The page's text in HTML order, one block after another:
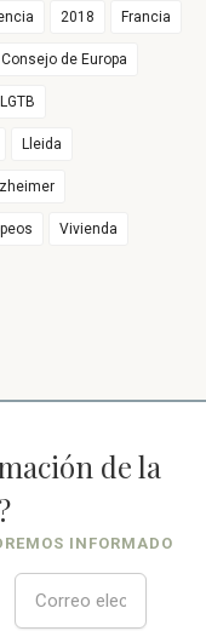
2018 Francia
Consejo de Europa
LGTB
Lleida
Vivienda
de la
INFORMADO